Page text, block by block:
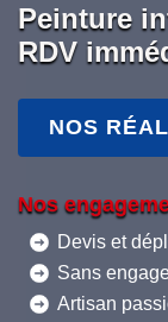
Peinture
RDV
NOS
Nos
Devis et
Sans
Artisan